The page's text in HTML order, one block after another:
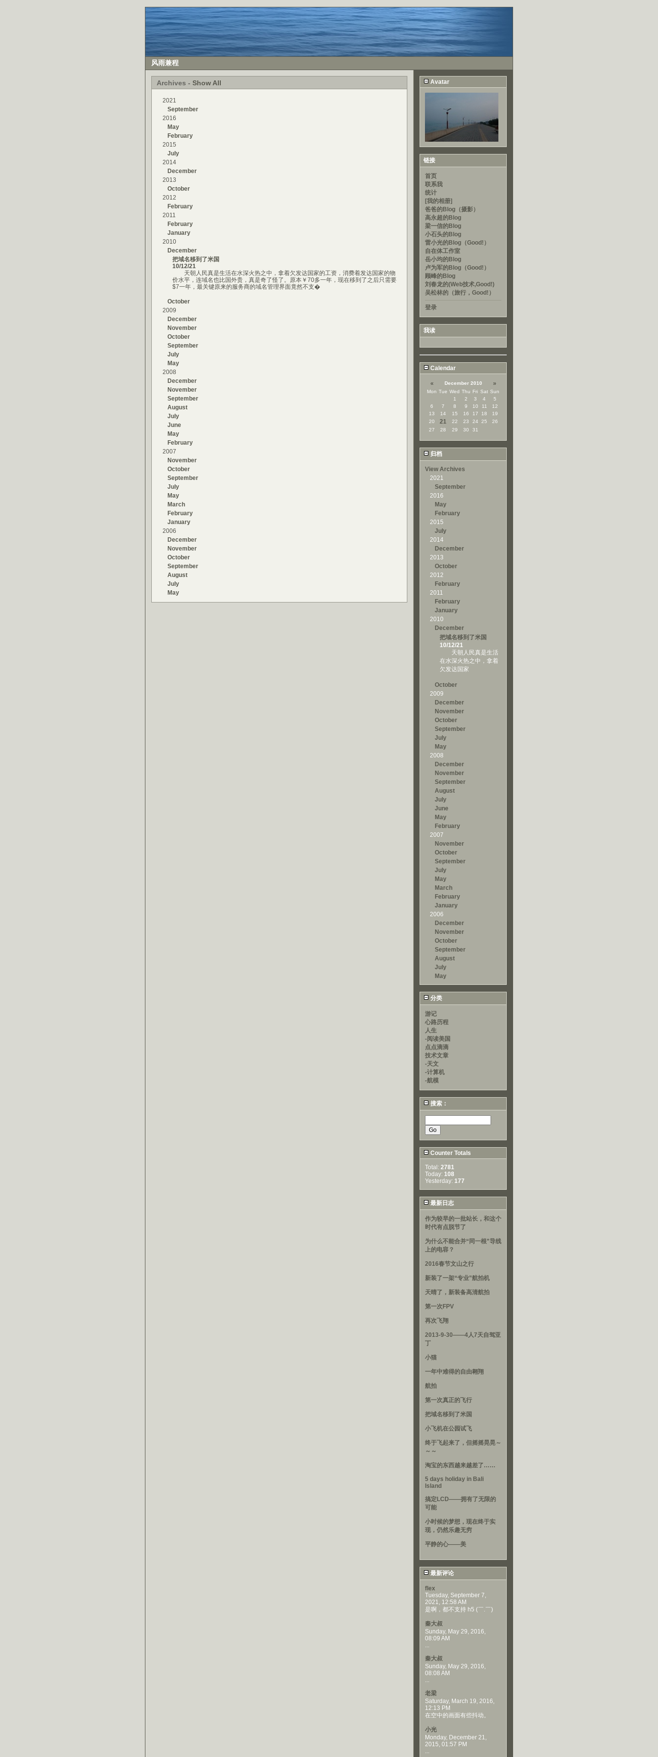
风雨兼程
Archives - Show All
2021
September
2016
May
February
2015
July
2014
December
2013
October
2012
February
2011
February
January
2010
December
把域名移到了米国
10/12/21
天朝人民真是生活在水深火热之中，拿着欠发达国家的工资，消费着发达国家的物
价水平，连域名也比国外贵，真是奇了怪了。原本￥70多一年，现在移到了之后只需要
$7一年，最关键原来的服务商的域名管理界面竟然不支�
October
2009
December
November
October
September
July
May
2008
December
November
September
August
July
June
May
February
2007
November
October
September
July
May
March
February
January
2006
December
November
October
September
August
July
May
Avatar
链接
首页
联系我
统计
[我的相册]
爸爸的Blog（摄影）
高永超的Blog
梁一信的Blog
小石头的Blog
雷小光的Blog（Good!）
自在体工作室
岳小均的Blog
卢为军的Blog（Good!）
顾峰的Blog
刘春龙的(Web技术,Good!)
吴松林的（旅行，Good!）
登录
我读
Calendar
« December 2010 »
Mon Tue Wed Thu Fri Sat Sun
1
2 3 4
5
6
7 8 9 10 11
12
13
14 15 16 17 18
19
20
21 22 23 24 25
26
27
28 29 30 31
归档
View Archives
2021
September
2016
May
February
2015
July
2014
December
2013
October
2012
February
2011
February
January
2010
December
把域名移到了米国
10/12/21
天朝人民真是生活
在水深火热之中，拿着
欠发达国家
October
2009
December
November
October
September
July
May
2008
December
November
September
August
July
June
May
February
2007
November
October
September
July
May
March
February
January
2006
December
November
October
September
August
July
May
分类
游记
心路历程
人生
-阅读美国
点点滴滴
技术文章
-天文
-计算机
-航模
搜索：
Counter Totals
Total: 2781
Today: 108
Yesterday: 177
最新日志
作为较早的一批站长，和这个
时代有点脱节了
为什么不能合并“同一根”导线
上的电容？
2016春节文山之行
新装了一架“专业”航拍机
天晴了，新装备高清航拍
第一次FPV
再次飞翔
2013-9-30——4人7天自驾亚
丁
小猫
一年中难得的自由翱翔
航拍
第一次真正的飞行
把域名移到了米国
小飞机在公园试飞
终于飞起来了，但摇摇晃晃～
～～
淘宝的东西越来越差了……
5 days holiday in Bali
Island
搞定LCD——拥有了无限的
可能
小时候的梦想，现在终于实
现，仍然乐趣无穷
平静的心——美
最新评论
flex
Tuesday, September 7,
2021, 12:58 AM
是啊，都不支持 h5 (￣.￣)
秦大叔
Sunday, May 29, 2016,
08:09 AM
...
秦大叔
Sunday, May 29, 2016,
08:08 AM
...
老梁
Saturday, March 19, 2016,
12:13 PM
在空中的画面有些抖动。
小光
Monday, December 21,
2015, 01:57 PM
...